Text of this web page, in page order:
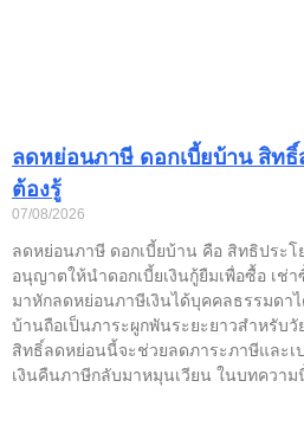
ลดหย่อนภาษี ดอกเบี้ยบ้าน สิท
ต้องรู้
07/08/2026
ลดหย่อนภาษี ดอกเบี้ยบ้าน คือ สิทธิประ
อนุญาตให้นำดอกเบี้ยเงินกู้ยืมเพื่อซื้อ เช่
มาหักลดหย่อนภาษีเงินได้บุคคลธรรมดา
บ้านถือเป็นภาระผูกพันระยะยาวสำหรับ
สิทธิ์ลดหย่อนนี้จะช่วยลดภาระภาษีและเ
เงินคืนภาษีกลับมาหมุนเวียน ในบทควา